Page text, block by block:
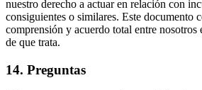
nuestro derecho a actuar en relación con
consiguientes o similares. Este documento
comprensión y acuerdo total entre nosotros
de que trata.
14. Preguntas